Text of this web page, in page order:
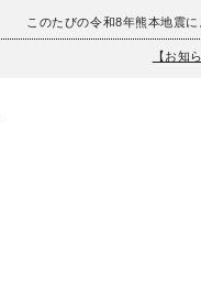
このたびの令和8年熊本地震
【お知